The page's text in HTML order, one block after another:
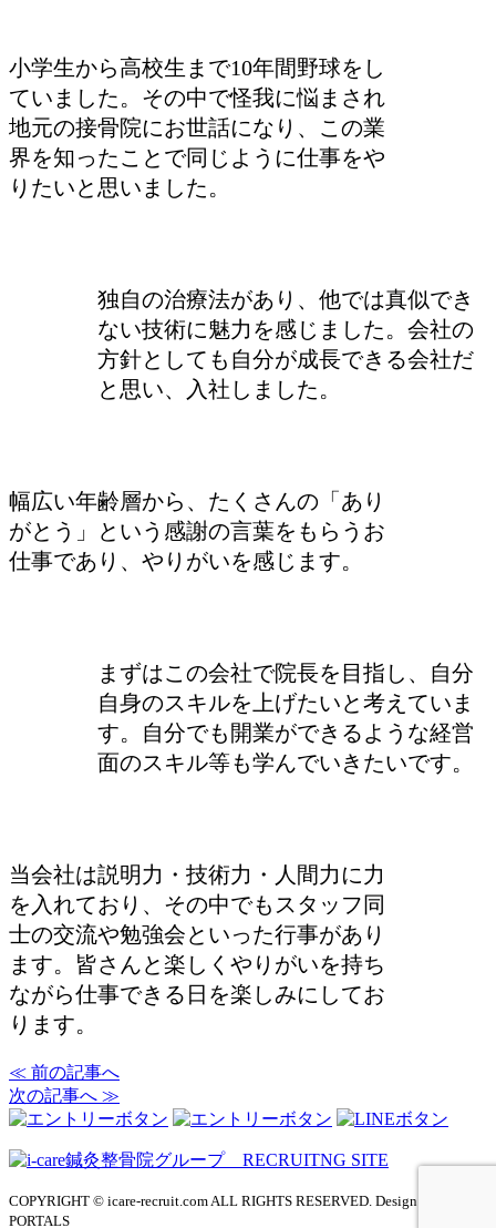
小学生から高校生まで10年間野球をし
ていました。その中で怪我に悩まされ
地元の接骨院にお世話になり、この業
界を知ったことで同じように仕事をや
りたいと思いました。
独自の治療法があり、他では真似でき
ない技術に魅力を感じました。会社の
方針としても自分が成長できる会社だ
と思い、入社しました。
幅広い年齢層から、たくさんの「あり
がとう」という感謝の言葉をもらうお
仕事であり、やりがいを感じます。
まずはこの会社で院長を目指し、自分
自身のスキルを上げたいと考えていま
す。自分でも開業ができるような経営
面のスキル等も学んでいきたいです。
当会社は説明力・技術力・人間力に力
を入れており、その中でもスタッフ同
士の交流や勉強会といった行事があり
ます。皆さんと楽しくやりがいを持ち
ながら仕事できる日を楽しみにしてお
ります。
≪ 前の記事へ
次の記事へ ≫
COPYRIGHT © icare-recruit.com ALL RIGHTS RESERVED. Design by
PORTALS